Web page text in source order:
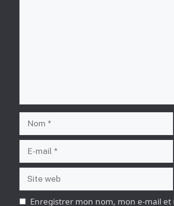
Enregistrer mon nom, mon e-mail